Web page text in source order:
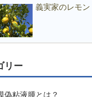
義実家のレモン
リー
偽粘液腫とは？